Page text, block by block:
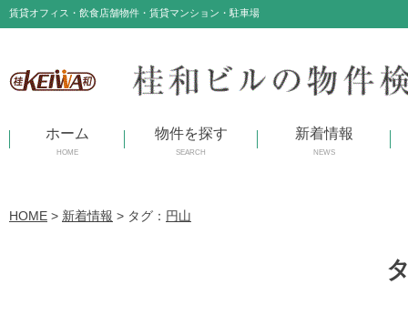
賃貸オフィス・飲食店舗物件・賃貸マンション・駐車場
ホーム
HOME
物件を探す
SEARCH
新着情報
NEWS
HOME > 新着情報 > タグ： 円山